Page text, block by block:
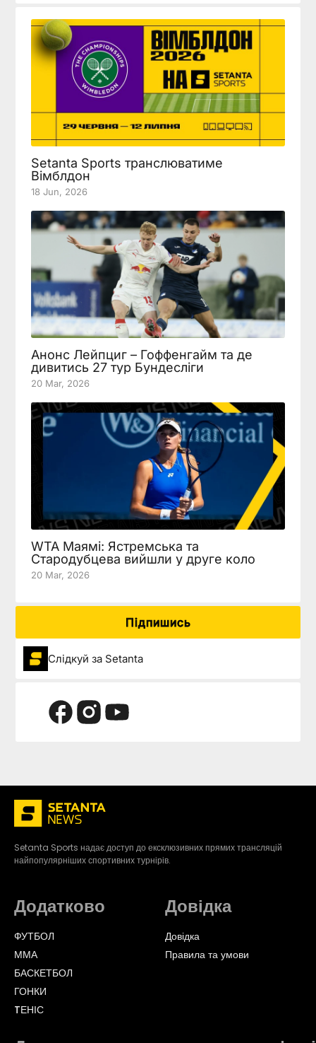
Setanta Sports транслюватиме
Вімблдон
18 Jun, 2026
Анонс Лейпциг – Гоффенгайм та де
дивитись 27 тур Бундесліги
20 Mar, 2026
WTA Маямі: Ястремська та
Стародубцева вийшли у друге коло
20 Mar, 2026
Підпишись
Слідкуй за Setanta
Setanta Sports надає доступ до ексклюзивних прямих трансляцій
найпопулярніших спортивних турнірів.
Додатково
ФУТБОЛ
ММА
БАСКЕТБОЛ
ГОНКИ
TЕНІС
Довідка
Довідка
Правила та умови